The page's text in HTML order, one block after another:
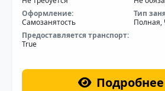
Оформление:
Самозанятость
Тип
Полная,
Предоставляется транспорт:
True
Подробнее